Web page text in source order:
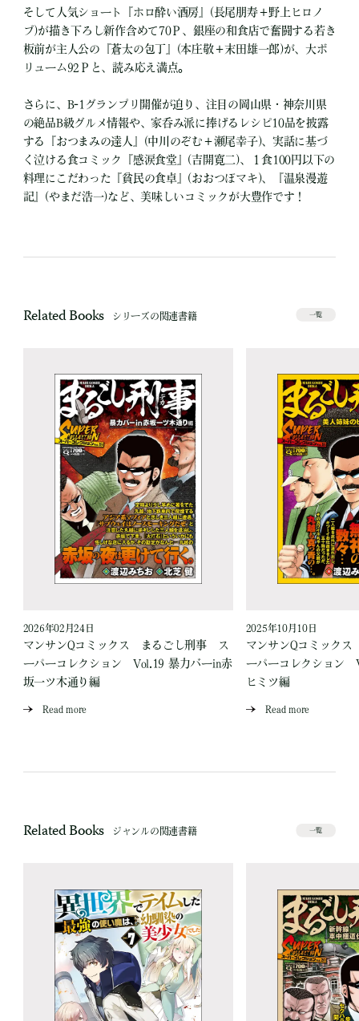
そして人気ショート『ホロ酔い酒房』(長尾朋寿＋野上ヒロノ
ブ)が描き下ろし新作含めて70Ｐ、銀座の和食店で奮闘する若き
板前が主人公の『蒼太の包丁』(本庄敬＋末田雄一郎)が、大ボ
リューム92Ｐと、読み応え満点。
さらに、B-1グランプリ開催が迫り、注目の岡山県・神奈川県
の絶品B級グルメ情報や、家呑み派に捧げるレシピ10品を披露
する『おつまみの達人』(中川のぞむ＋瀬尾幸子)、実話に基づ
く泣ける食コミック『感涙食堂』(吉開寛二)、１食100円以下の
料理にこだわった『貧民の食卓』(おおつぼマキ)、『温泉漫遊
記』(やまだ浩一)など、美味しいコミックが大豊作です！
Related Books シリーズの関連書籍 一覧
2026年02月24日
マンサンQコミックス まるごし刑事 ス
ーパーコレクション Vol.19 暴力バーin赤
坂一ツ木通り編
Read more
2025年10月10日
マンサンQコミック
ーパーコレクション
ヒミツ編
Read more
Related Books ジャンルの関連書籍 一覧